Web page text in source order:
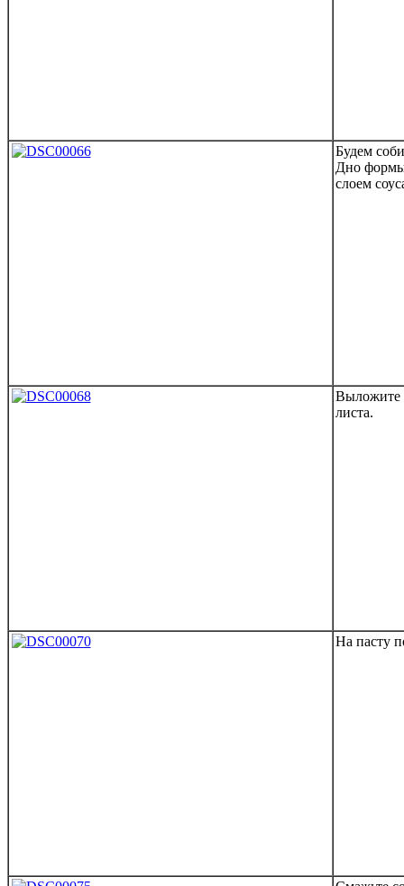
Будем
Дно формы
слоем
Выложите
листа.
На пасту